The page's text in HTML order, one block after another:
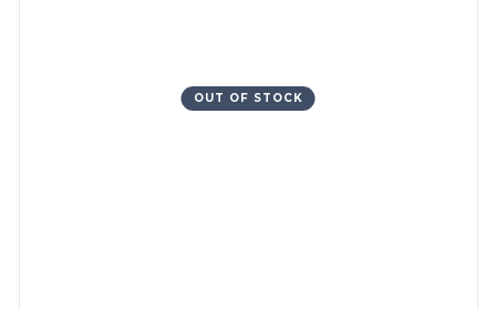
OUT OF STOCK